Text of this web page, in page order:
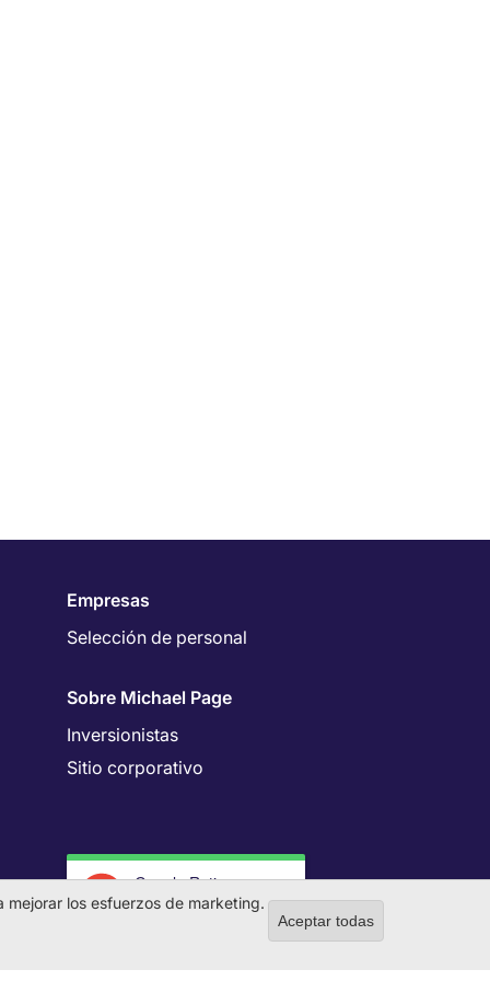
Empresas
Selección de personal
Sobre Michael Page
Inversionistas
Sitio corporativo
Google Rating
4.7
los esfuerzos de marketing.
Aceptar todas